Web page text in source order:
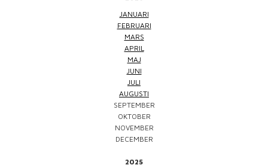
JANUARI
FEBRUARI
MARS
APRIL
MAJ
JUNI
JULI
AUGUSTI
SEPTEMBER
OKTOBER
NOVEMBER
DECEMBER
2025